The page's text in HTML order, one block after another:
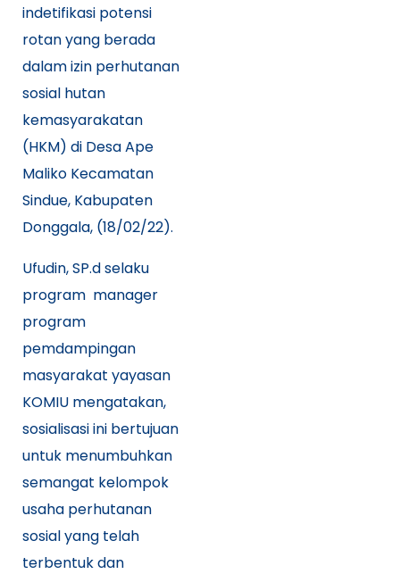
indetifikasi potensi
rotan yang berada
dalam izin perhutanan
sosial hutan
kemasyarakatan
(HKM) di Desa Ape
Maliko Kecamatan
Sindue, Kabupaten
Donggala, (18/02/22).
Ufudin, SP.d selaku
program manager
program
pemdampingan
masyarakat yayasan
KOMIU mengatakan,
sosialisasi ini bertujuan
untuk menumbuhkan
semangat kelompok
usaha perhutanan
sosial yang telah
terbentuk dan